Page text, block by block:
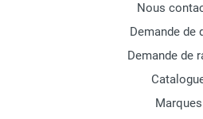
Nous
Demande de
Demande de
Marques